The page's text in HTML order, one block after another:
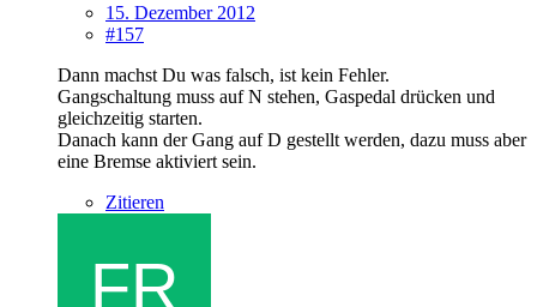
15. Dezember 2012
#157
Dann machst Du was falsch, ist kein Fehler.
Gangschaltung muss auf N stehen, Gaspedal drücken und
gleichzeitig starten.
Danach kann der Gang auf D gestellt werden, dazu muss aber
eine Bremse aktiviert sein.
Zitieren